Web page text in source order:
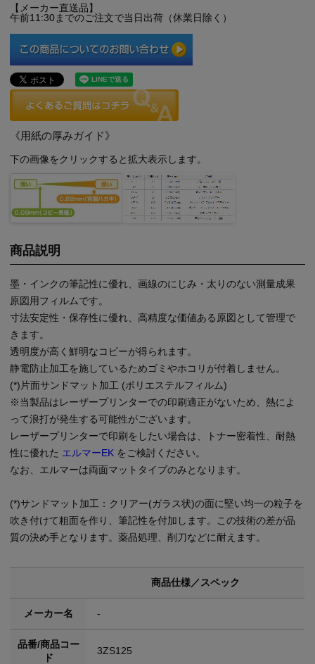
【メーカー直送品】
午前11:30までのご注文で当日出荷（休業日除く）
《用紙の厚みガイド》
下の画像をクリックすると拡大表示します。
商品説明
墨・インクの筆記性に優れ、画線のにじみ・太りのない測量成果
原図用フィルムです。
寸法安定性・保存性に優れ、高精度な価値ある原図として管理で
きます。
透明度が高く鮮明なコピーが得られます。
静電防止加工を施しているためゴミやホコリが付着しません。
(*)片面サンドマット加工 (ポリエステルフィルム)
※当製品はレーザープリンターでの印刷適正がないため、熱によ
って浪打が発生する可能性がございます。
レーザープリンターで印刷をしたい場合は、トナー密着性、耐熱
性に優れた エルマーEK をご検討ください。
なお、エルマーは両面マットタイプのみとなります。
(*)サンドマット加工：クリアー(ガラス状)の面に堅い均一の粒子を
吹き付けて粗面を作り、筆記性を付加します。この技術の差が品
質の決め手となります。薬品処理、削刀などに耐えます。
商品仕様／スペック
メーカー名 -
品番/商品コー
ド
3ZS125